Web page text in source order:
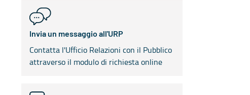
Invia un messaggio all'URP
Contatta l'Ufficio Relazioni con il Pubblico
attraverso il modulo di richiesta online